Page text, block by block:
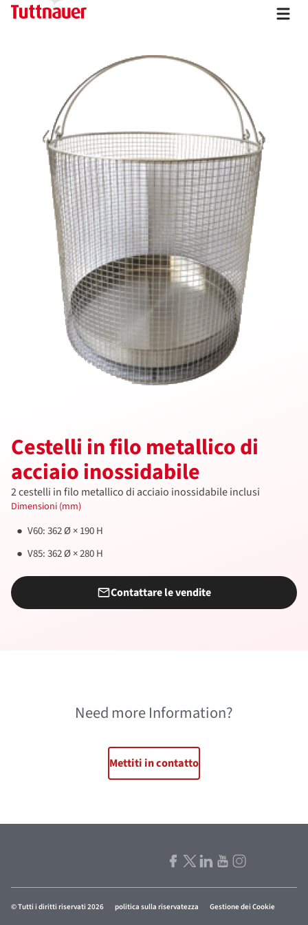
Cestelli in filo metallico di
acciaio inossidabile
2 cestelli in filo metallico di acciaio inossidabile inclusi
Dimensioni (mm)
V60: 362 Ø × 190 H
V85: 362 Ø × 280 H
Contattare le vendite
Need more Information?
Mettiti in contatto
© Tutti i diritti riservati 2026 politica sulla riservatezza Gestione dei Cookie